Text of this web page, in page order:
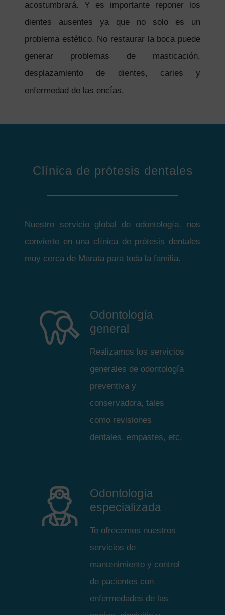
acostumbrará. Y es importante reponer los
dientes ausentes ya que no solo es un
problema estético. No restaurar la boca puede
generar problemas de masticación,
desplazamiento de dientes, caries y
enfermedad de las encías.
Clínica de prótesis dentales
Nuestro servicio global de odontología, nos
convierte en una clínica de prótesis dentales
muy cerca de Marata para toda la familia.
Odontología
general
Realizamos los servicios
generales de odontología
preventiva y
conservadora, tales
como revisiones
dentales, empastes, etc.
Odontología
especializada
Te ofrecemos nuestros
servicios de
mantenimiento y control
de pacientes con
enfermedades de las